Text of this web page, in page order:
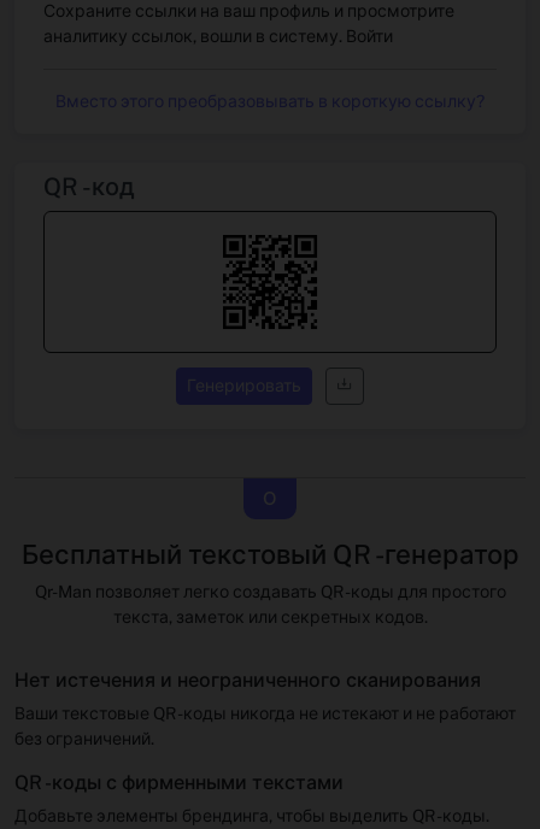
Сохраните ссылки на ваш профиль и просмотрите
аналитику ссылок, вошли в систему. Войти
Вместо этого преобразовывать в короткую ссылку?
QR -код
Генерировать
О
Бесплатный текстовый QR -генератор
Qr-Man позволяет легко создавать QR -коды для простого
текста, заметок или секретных кодов.
Нет истечения и неограниченного сканирования
Ваши текстовые QR -коды никогда не истекают и не работают
без ограничений.
QR -коды с фирменными текстами
Добавьте элементы брендинга, чтобы выделить QR -коды.